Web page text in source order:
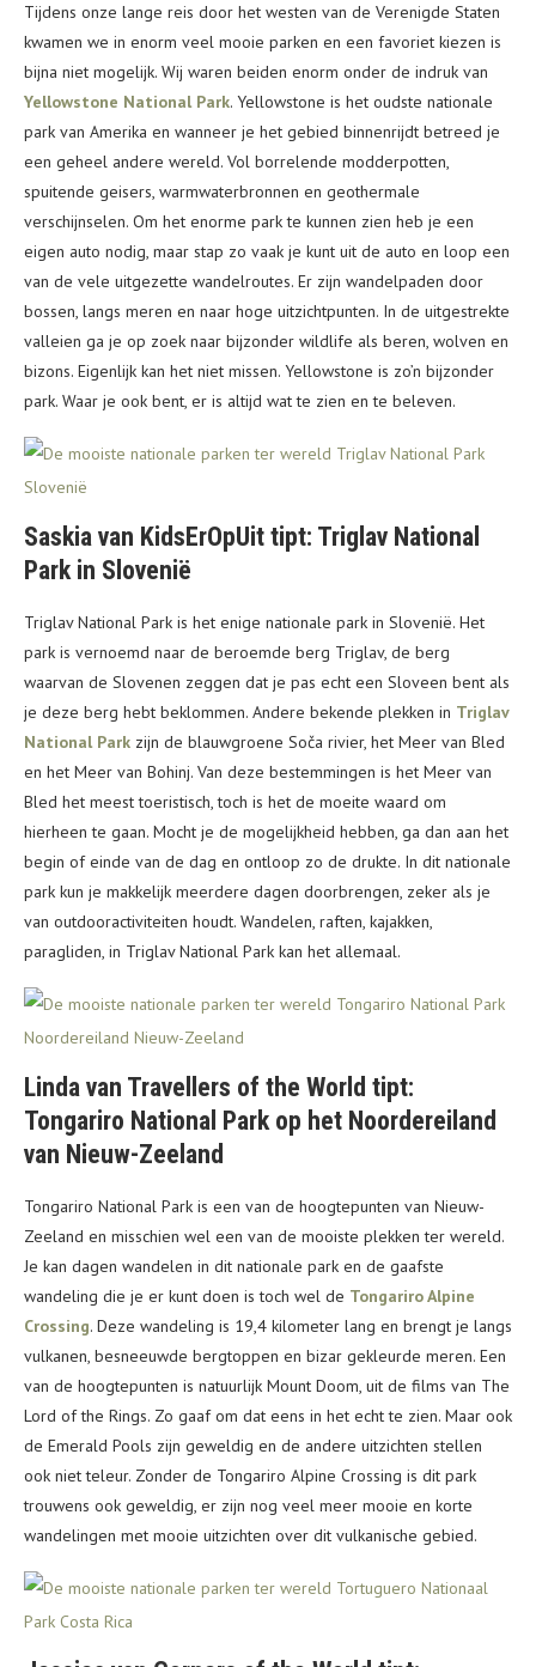
Tijdens onze lange reis door het westen van de Verenigde Staten
kwamen we in enorm veel mooie parken en een favoriet kiezen is
bijna niet mogelijk. Wij waren beiden enorm onder de indruk van
Yellowstone National Park. Yellowstone is het oudste nationale
park van Amerika en wanneer je het gebied binnenrijdt betreed je
een geheel andere wereld. Vol borrelende modderpotten,
spuitende geisers, warmwaterbronnen en geothermale
verschijnselen. Om het enorme park te kunnen zien heb je een
eigen auto nodig, maar stap zo vaak je kunt uit de auto en loop een
van de vele uitgezette wandelroutes. Er zijn wandelpaden door
bossen, langs meren en naar hoge uitzichtpunten. In de uitgestrekte
valleien ga je op zoek naar bijzonder wildlife als beren, wolven en
bizons. Eigenlijk kan het niet missen. Yellowstone is zo’n bijzonder
park. Waar je ook bent, er is altijd wat te zien en te beleven.
Saskia van KidsErOpUit tipt: Triglav National
Park in Slovenië
Triglav National Park is het enige nationale park in Slovenië. Het
park is vernoemd naar de beroemde berg Triglav, de berg
waarvan de Slovenen zeggen dat je pas echt een Sloveen bent als
je deze berg hebt beklommen. Andere bekende plekken in Triglav
National Park zijn de blauwgroene Soča rivier, het Meer van Bled
en het Meer van Bohinj. Van deze bestemmingen is het Meer van
Bled het meest toeristisch, toch is het de moeite waard om
hierheen te gaan. Mocht je de mogelijkheid hebben, ga dan aan het
begin of einde van de dag en ontloop zo de drukte. In dit nationale
park kun je makkelijk meerdere dagen doorbrengen, zeker als je
van outdooractiviteiten houdt. Wandelen, raften, kajakken,
paragliden, in Triglav National Park kan het allemaal.
Linda van Travellers of the World tipt:
Tongariro National Park op het Noordereiland
van Nieuw-Zeeland
Tongariro National Park is een van de hoogtepunten van Nieuw-
Zeeland en misschien wel een van de mooiste plekken ter wereld.
Je kan dagen wandelen in dit nationale park en de gaafste
wandeling die je er kunt doen is toch wel de Tongariro Alpine
Crossing. Deze wandeling is 19,4 kilometer lang en brengt je langs
vulkanen, besneeuwde bergtoppen en bizar gekleurde meren. Een
van de hoogtepunten is natuurlijk Mount Doom, uit de films van The
Lord of the Rings. Zo gaaf om dat eens in het echt te zien. Maar ook
de Emerald Pools zijn geweldig en de andere uitzichten stellen
ook niet teleur. Zonder de Tongariro Alpine Crossing is dit park
trouwens ook geweldig, er zijn nog veel meer mooie en korte
wandelingen met mooie uitzichten over dit vulkanische gebied.